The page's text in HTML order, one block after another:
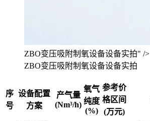
ZBO变压吸附制氧设备设备实拍" />
ZBO变压吸附制氧设备设备实拍
序
号
设备配置
方案
产气量
(Nm³/h)
氧气
纯度
(%)
参考价
格区间
(万元)